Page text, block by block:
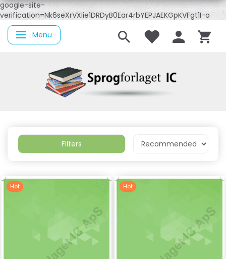
google-site-
verification=Nk6seXrVXIie1DRDyB0Ear4rbYEPJAEKGpKVFgt1I-o
Toggle navigation
Menu
Filters
Hot Hot